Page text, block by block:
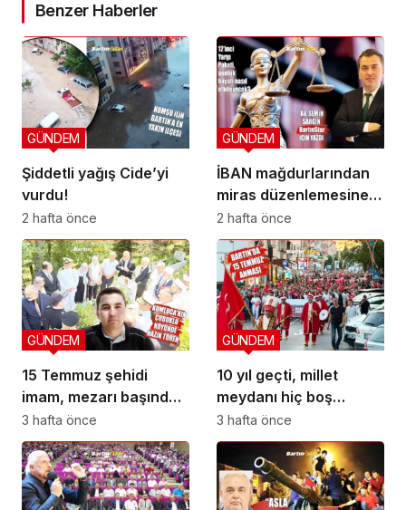
Benzer Haberler
Şiddetli yağış Cide’yi
vurdu!
GÜNDEM
2 hafta önce
İBAN mağdurlarından
miras düzenlemesine
yeni yargı düzeni
GÜNDEM
2 hafta önce
15 Temmuz şehidi
imam, mezarı başında
anıldı
GÜNDEM
3 hafta önce
10 yıl geçti, millet
meydanı hiç boş
bırakmadı
GÜNDEM
3 hafta önce